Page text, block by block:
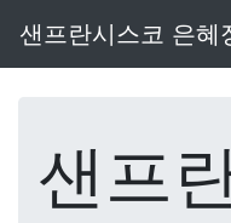
샌프란시스코 은혜
샌프